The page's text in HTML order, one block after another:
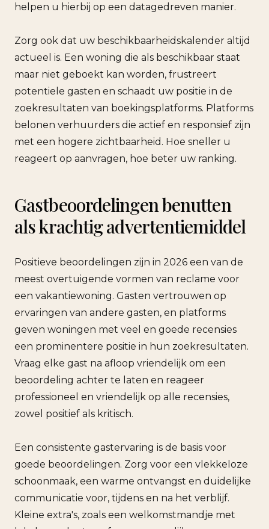
helpen u hierbij op een datagedreven manier.
Zorg ook dat uw beschikbaarheidskalender altijd
actueel is. Een woning die als beschikbaar staat
maar niet geboekt kan worden, frustreert
potentiele gasten en schaadt uw positie in de
zoekresultaten van boekingsplatforms. Platforms
belonen verhuurders die actief en responsief zijn
met een hogere zichtbaarheid. Hoe sneller u
reageert op aanvragen, hoe beter uw ranking.
Gastbeoordelingen benutten
als krachtig advertentiemiddel
Positieve beoordelingen zijn in 2026 een van de
meest overtuigende vormen van reclame voor
een vakantiewoning. Gasten vertrouwen op
ervaringen van andere gasten, en platforms
geven woningen met veel en goede recensies
een prominentere positie in hun zoekresultaten.
Vraag elke gast na afloop vriendelijk om een
beoordeling achter te laten en reageer
professioneel en vriendelijk op alle recensies,
zowel positief als kritisch.
Een consistente gastervaring is de basis voor
goede beoordelingen. Zorg voor een vlekkeloze
schoonmaak, een warme ontvangst en duidelijke
communicatie voor, tijdens en na het verblijf.
Kleine extra's, zoals een welkomstmandje met